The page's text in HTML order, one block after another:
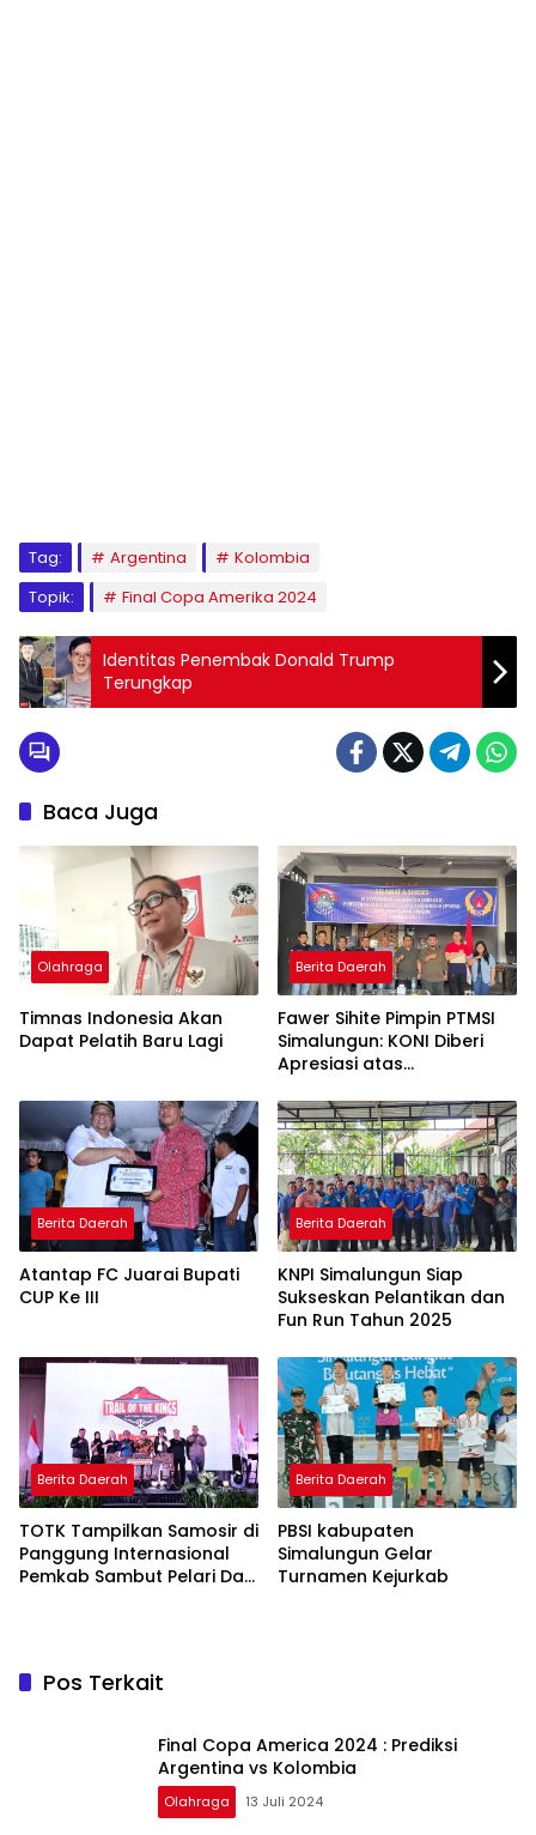
Tag: Argentina
Kolombia
Topik:
Final Copa Amerika 2024
Identitas Penembak Donald Trump
Terungkap
Baca Juga
Olahraga
Timnas Indonesia Akan
Dapat Pelatih Baru Lagi
Berita Daerah
Fawer Sihite Pimpin PTMSI
Simalungun: KONI Diberi
Apresiasi atas
Olahraga
Berita Daerah
Atantap FC Juarai Bupati
CUP Ke III
Berita Daerah
KNPI Simalungun Siap
Sukseskan Pelantikan dan
Fun Run Tahun 2025
Berita Daerah
TOTK Tampilkan Samosir di
Panggung Internasional
Pemkab Sambut Pelari Dari
Berita Daerah
PBSI kabupaten
Simalungun Gelar
Turnamen Kejurkab
Pos Terkait
Final Copa America 2024 : Prediksi
Argentina vs Kolombia
Olahraga 13 Juli 2024